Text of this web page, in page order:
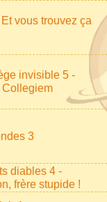
vous trouvez ça
invisible 5 -
Collegiem
3
diables 4 -
frère stupide !